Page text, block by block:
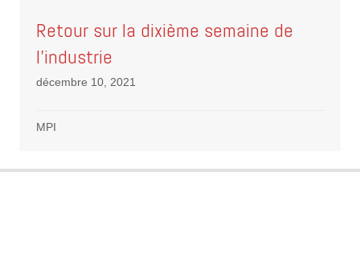
Retour sur la dixième semaine de
l’industrie
décembre 10, 2021
MPI